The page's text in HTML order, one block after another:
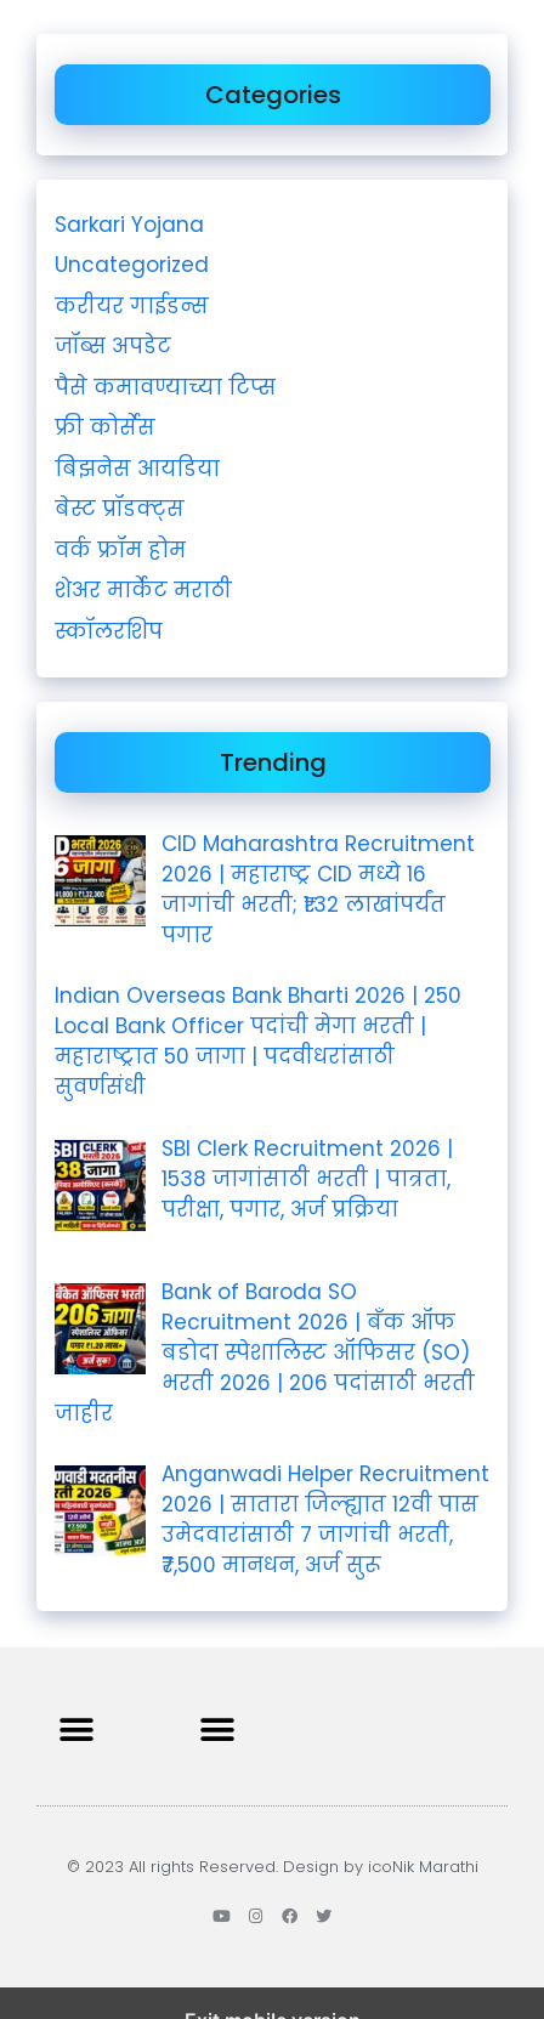
Categories
Sarkari Yojana
Uncategorized
करीयर गाईडन्स
जॉब्स अपडेट
पैसे कमावण्याच्या टिप्स
फ्री कोर्सेस
बिझनेस आयडिया
बेस्ट प्रॉडक्ट्स
वर्क फ्रॉम होम
शेअर मार्केट मराठी
स्कॉलरशिप
Trending
CID Maharashtra Recruitment
2026 | महाराष्ट्र CID मध्ये 16
जागांची भरती; ₹1.32 लाखांपर्यंत
पगार
Indian Overseas Bank Bharti 2026 | 250
Local Bank Officer पदांची मेगा भरती |
महाराष्ट्रात 50 जागा | पदवीधरांसाठी
सुवर्णसंधी
SBI Clerk Recruitment 2026 |
1538 जागांसाठी भरती | पात्रता,
परीक्षा, पगार, अर्ज प्रक्रिया
Bank of Baroda SO
Recruitment 2026 | बँक ऑफ
बडोदा स्पेशालिस्ट ऑफिसर (SO)
भरती 2026 | 206 पदांसाठी भरती
जाहीर
Anganwadi Helper Recruitment
2026 | सातारा जिल्ह्यात 12वी पास
उमेदवारांसाठी 7 जागांची भरती,
₹7,500 मानधन, अर्ज सुरू
© 2023 All rights Reserved. Design by icoNik Marathi